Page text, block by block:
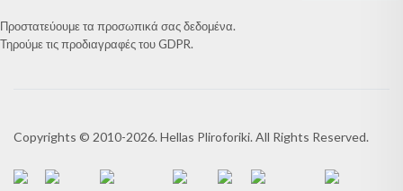
Προστατεύουμε τα προσωπικά σας δεδομένα.
Τηρούμε τις προδιαγραφές του GDPR.
Copyrights © 2010-2026. Hellas Pliroforiki. All Rights Reserved.